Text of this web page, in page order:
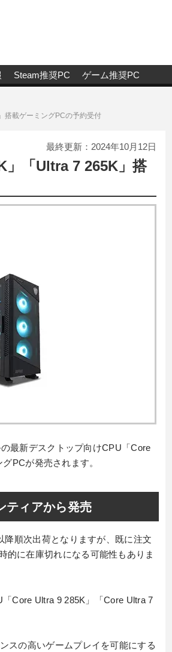
Steam推奨PC ゲーム推奨PC
搭載ゲーミングPCの予約受付
最終更新： 2024年10月12日
「Ultra 7 265K」搭
最新デスクトップ向けCPU「Core
PCが発売されます。
ティアから発売
順次出荷となりますが、既に注文
的に在庫切れになる可能性もありま
Core Ultra 9 285K」「Core Ultra 7
スの高いゲームプレイを可能にする